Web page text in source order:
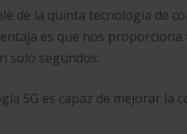
de la quinta tecnología de
es que nos
solo segundos.
5G es capaz de mejorar la